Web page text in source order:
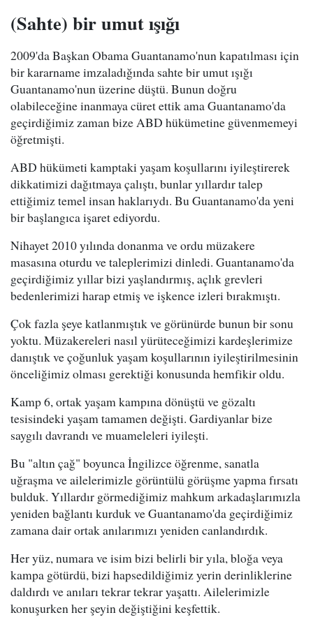
(Sahte) bir umut ışığı
2009'da Başkan Obama Guantanamo'nun kapatılması için
bir kararname imzaladığında sahte bir umut ışığı
Guantanamo'nun üzerine düştü. Bunun doğru
olabileceğine inanmaya cüret ettik ama Guantanamo'da
geçirdiğimiz zaman bize ABD hükümetine güvenmemeyi
öğretmişti.
ABD hükümeti kamptaki yaşam koşullarını iyileştirerek
dikkatimizi dağıtmaya çalıştı, bunlar yıllardır talep
ettiğimiz temel insan haklarıydı. Bu Guantanamo'da yeni
bir başlangıca işaret ediyordu.
Nihayet 2010 yılında donanma ve ordu müzakere
masasına oturdu ve taleplerimizi dinledi. Guantanamo'da
geçirdiğimiz yıllar bizi yaşlandırmış, açlık grevleri
bedenlerimizi harap etmiş ve işkence izleri bırakmıştı.
Çok fazla şeye katlanmıştık ve görünürde bunun bir sonu
yoktu. Müzakereleri nasıl yürüteceğimizi kardeşlerimize
danıştık ve çoğunluk yaşam koşullarının iyileştirilmesinin
önceliğimiz olması gerektiği konusunda hemfikir oldu.
Kamp 6, ortak yaşam kampına dönüştü ve gözaltı
tesisindeki yaşam tamamen değişti. Gardiyanlar bize
saygılı davrandı ve muameleleri iyileşti.
Bu "altın çağ" boyunca İngilizce öğrenme, sanatla
uğraşma ve ailelerimizle görüntülü görüşme yapma fırsatı
bulduk. Yıllardır görmediğimiz mahkum arkadaşlarımızla
yeniden bağlantı kurduk ve Guantanamo'da geçirdiğimiz
zamana dair ortak anılarımızı yeniden canlandırdık.
Her yüz, numara ve isim bizi belirli bir yıla, bloğa veya
kampa götürdü, bizi hapsedildiğimiz yerin derinliklerine
daldırdı ve anıları tekrar tekrar yaşattı. Ailelerimizle
konuşurken her şeyin değiştiğini keşfettik.